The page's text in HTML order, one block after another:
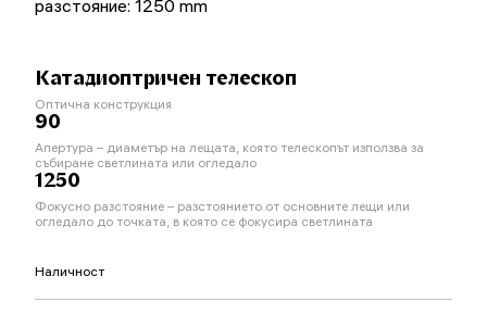
разстояние: 1250 mm
Катадиоптричен телескоп
Оптична конструкция
90
Апертура – диаметър на лещата, която телескопът използва за
събиране светлината или огледало
1250
Фокусно разстояние – разстоянието от основните лещи или
огледало до точката, в която се фокусира светлината
Наличност